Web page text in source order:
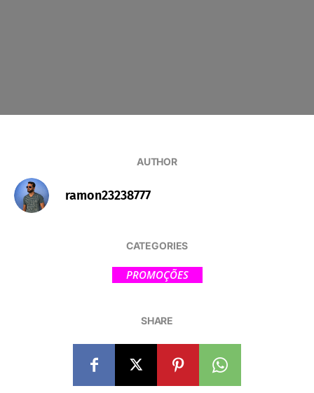
AUTHOR
ramon23238777
CATEGORIES
PROMOÇÕES
SHARE